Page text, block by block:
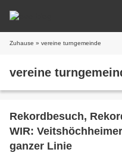
Zuhause » vereine turngemeinde
vereine
Rekordbesuch,
WIR:
ganzer Linie